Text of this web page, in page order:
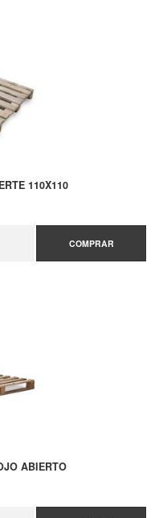
110X110
COMPRAR
ABIERTO